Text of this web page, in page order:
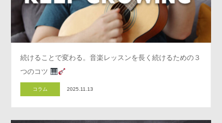
続けることで変わる。音楽レッスンを長く続けるための３
つのコツ
コラム 2025.11.13